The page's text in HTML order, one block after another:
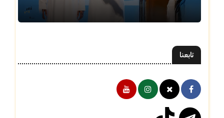
تابعنا